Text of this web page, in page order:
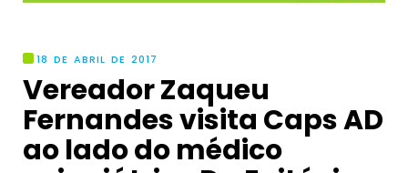
18 DE ABRIL DE 2017
Vereador Zaqueu
Fernandes visita Caps AD
ao lado do médico